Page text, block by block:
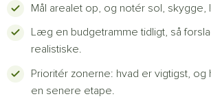
Mål arealet op, og notér sol,
Læg en budgetramme tidligt, så
realistiske.
Prioritér zonerne: hvad er vigtigst, og
en senere etape.